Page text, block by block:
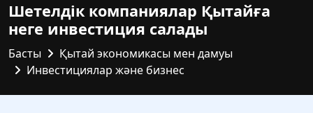
Шетелдік компаниялар Қытайға
неге инвестиция салады
Басты
Қытай экономикасы мен дамуы
Инвестициялар және бизнес